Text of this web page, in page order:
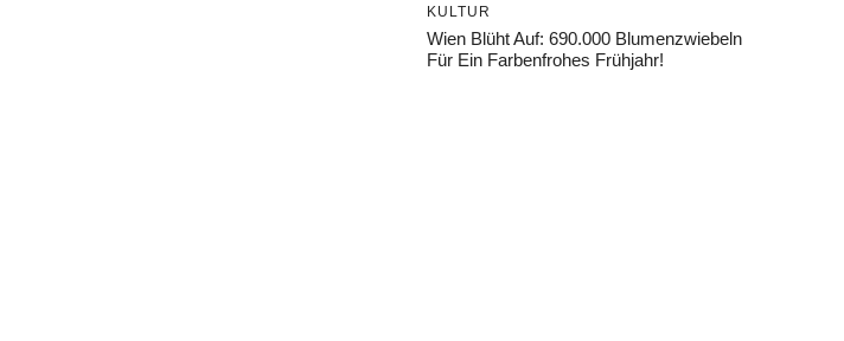
KULTUR
Wien Blüht Auf: 690.000 Blumenzwiebeln
Für Ein Farbenfrohes Frühjahr!